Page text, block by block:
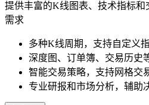
提供丰富的K线图表、技术指标
需求
多种K线周期，支持自定义
深度图、订单簿、交易历史
智能交易策略，支持网格交
专业研报和市场分析，辅助